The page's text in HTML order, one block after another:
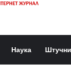
Наука